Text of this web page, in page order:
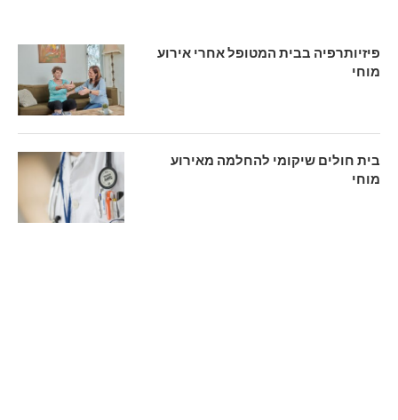
פיזיותרפיה בבית המטופל אחרי אירוע
מוחי
בית חולים שיקומי להחלמה מאירוע
מוחי